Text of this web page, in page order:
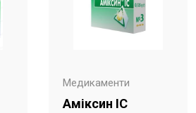
Медикаменти
Аміксин IC